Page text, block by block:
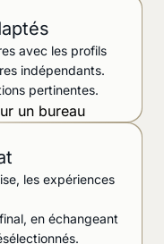
avec les profils
indépendants.
pertinentes.
les expériences
en échangeant